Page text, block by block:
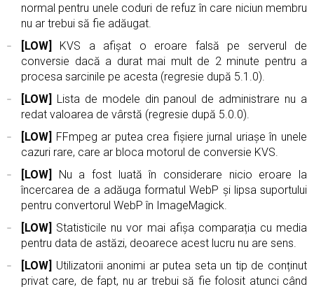
normal pentru unele coduri de refuz în care niciun membru
nu ar trebui să fie adăugat.
[LOW]
KVS a afișat o eroare falsă pe serverul de
conversie dacă a durat mai mult de 2 minute pentru a
procesa sarcinile pe acesta (regresie după 5.1.0).
[LOW] Lista de modele din panoul de administrare nu a
redat valoarea de vârstă (regresie după 5.0.0).
[LOW] FFmpeg ar putea crea fișiere jurnal uriașe în unele
cazuri rare, care ar bloca motorul de conversie KVS.
[LOW]
Nu a fost luată în considerare nicio eroare la
încercarea de a adăuga formatul WebP și lipsa suportului
pentru convertorul WebP în ImageMagick.
[LOW] Statisticile nu vor mai afișa comparația cu media
pentru data de astăzi, deoarece acest lucru nu are sens.
[LOW] Utilizatorii anonimi ar putea seta un tip de conținut
privat care, de fapt, nu ar trebui să fie folosit atunci când